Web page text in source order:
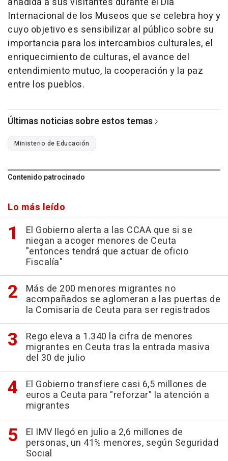
Internacional de los Museos que se celebra hoy y
cuyo objetivo es sensibilizar al público sobre su
importancia para los intercambios culturales, el
enriquecimiento de culturas, el avance del
entendimiento mutuo, la cooperación y la paz
entre los pueblos.
Últimas noticias sobre estos temas
Ministerio de Educación
Contenido patrocinado
Lo más leído
El Gobierno alerta a las CCAA que si se
niegan a acoger menores de Ceuta
"entonces tendrá que actuar de oficio
Fiscalía"
Más de 200 menores migrantes no
acompañados se aglomeran a las puertas de
la Comisaría de Ceuta para ser registrados
Rego eleva a 1.340 la cifra de menores
migrantes en Ceuta tras la entrada masiva
del 30 de julio
El Gobierno transfiere casi 6,5 millones de
euros a Ceuta para "reforzar" la atención a
migrantes
El IMV llegó en julio a 2,6 millones de
personas, un 41% menores, según Seguridad
Social